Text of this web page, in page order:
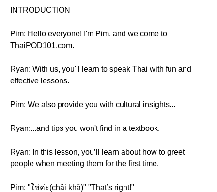
INTRODUCTION
Pim: Hello everyone! I'm Pim, and welcome to
ThaiPOD101.com.
Ryan: With us, you'll learn to speak Thai with fun and
effective lessons.
Pim: We also provide you with cultural insights...
Ryan:...and tips you won't find in a textbook.
Ryan: In this lesson, you’ll learn about how to greet
people when meeting them for the first time.
Pim: "ใช่ค่ะ(châi khâ)" "That’s right!"